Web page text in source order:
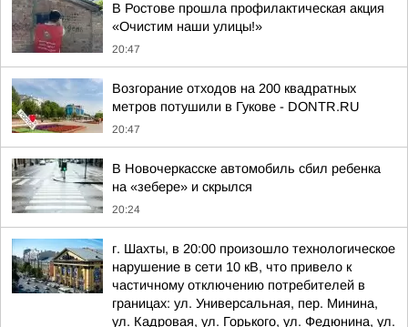
В Ростове прошла профилактическая акция
«Очистим наши улицы!»
20:47
Возгорание отходов на 200 квадратных
метров потушили в Гукове - DONTR.RU
20:47
В Новочеркасске автомобиль сбил ребенка
на «зебере» и скрылся
20:24
г. Шахты, в 20:00 произошло технологическое
нарушение в сети 10 кВ, что привело к
частичному отключению потребителей в
границах: ул. Универсальная, пер. Минина,
ул. Кадровая, ул. Горького, ул. Федюнина, ул.